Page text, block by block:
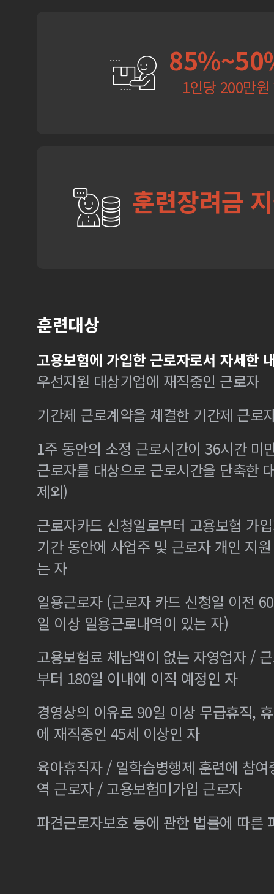
1인당 200만원
훈련장려금
훈련대상
고용보험에 가입한 근로자로서 자세한
우선지원 대상기업에 재직중인 근로자
기간제 근로계약을 체결한 기간제 근로
1주 동안의 소정 근로시간이 36시간 미
근로자를 대상으로 근로시간을 단축한
제외)
근로자카드 신청일로부터 고용보험 가
기간 동안에 사업주 및 근로자 개인 지
는 자
일용근로자 (근로자 카드 신청일 이전
일 이상 일용근로내역이 있는 자)
고용보험료 체납액이 없는 자영업자 /
부터 180일 이내에 이직 예정인 자
경영상의 이유로 90일 이상 무급휴직,
에 재직중인 45세 이상인 자
육아휴직자 / 일학습병행제 훈련에 참
역 근로자 / 고용보험미가입 근로자
파견근로자보호 등에 관한 법률에 따른